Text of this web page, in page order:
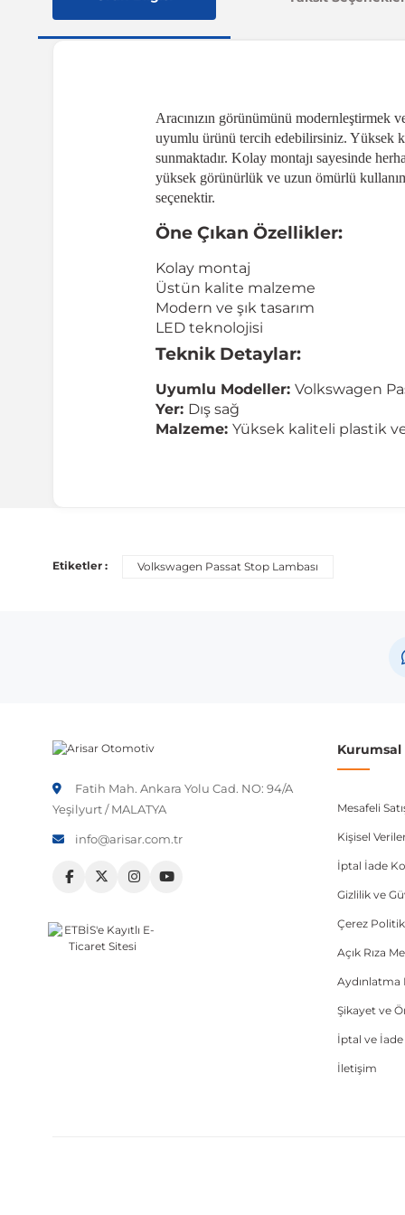
Aracınızın görünümünü modernleştirmek
uyumlu ürünü tercih edebilirsiniz. Yüksek
sunmaktadır. Kolay montajı sayesinde
yüksek görünürlük ve uzun ömürlü
seçenektir.
Öne Çıkan Özellikler:
Kolay montaj
Üstün kalite malzeme
Modern ve şık tasarım
LED teknolojisi
Teknik Detaylar:
Uyumlu Modeller: Volkswagen
Yer: Dış sağ
Malzeme: Yüksek kaliteli plastik
Araç üreticileri aynı model yılı içerisinde farklı
Etiketler : Volkswagen Passat Stop Lambası
Fatih Mah. Ankara Yolu Cad. NO: 94/A
Yeşilyurt / MALATYA
info@arisar.com.tr
Mesafeli
Kişisel
İptal İade
Gizlilik ve
Çerez
Açık Rıza
Aydınlatma
Şikayet ve
İptal ve
İletişim